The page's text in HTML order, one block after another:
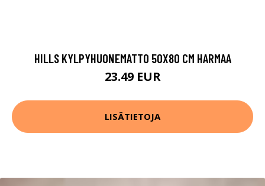
HILLS KYLPYHUONEMATTO 50X80 CM HARMAA
23.49 EUR
LISÄTIETOJA